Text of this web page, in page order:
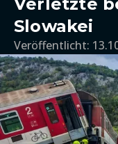
Slowakei
Veröffentlicht: